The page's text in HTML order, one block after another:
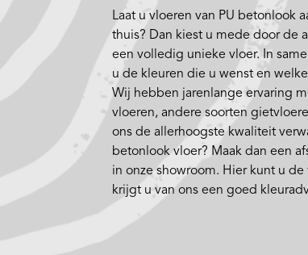
Laat u vloeren van PU betonlook
thuis? Dan kiest u mede door de
een volledig unieke vloer. In
u de kleuren die u wenst en
Wij hebben jarenlange ervaring
vloeren, andere soorten
ons de allerhoogste kwaliteit
betonlook vloer? Maak dan een
in onze showroom. Hier kunt u
krijgt u van ons een goed